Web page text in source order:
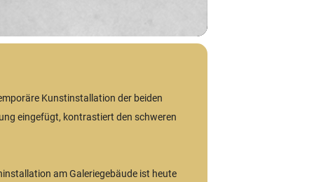
Kunstinstallation der beiden
eingefügt, kontrastiert den schweren
am Galeriegebäude ist heute